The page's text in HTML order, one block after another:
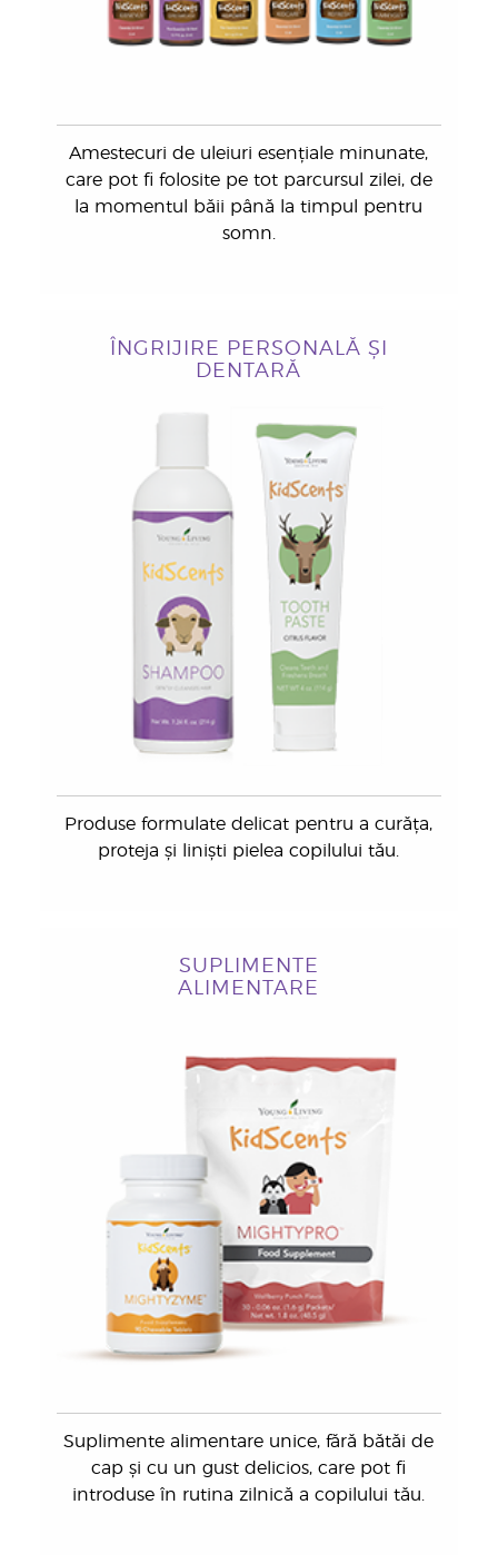
Amestecuri de uleiuri esențiale minunate,
care pot fi folosite pe tot parcursul zilei, de
la momentul băii până la timpul pentru
somn.
ÎNGRIJIRE PERSONALĂ ȘI
DENTARĂ
Produse formulate delicat pentru a curăța,
proteja și liniști pielea copilului tău.
SUPLIMENTE
ALIMENTARE
Suplimente alimentare unice, fără bătăi de
cap și cu un gust delicios, care pot fi
introduse în rutina zilnică a copilului tău.